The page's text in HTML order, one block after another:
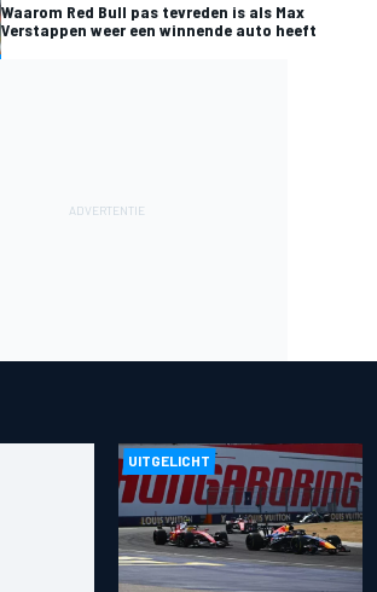
Waarom Red Bull pas tevreden is als Max
Verstappen weer een winnende auto heeft
UITGELICHT